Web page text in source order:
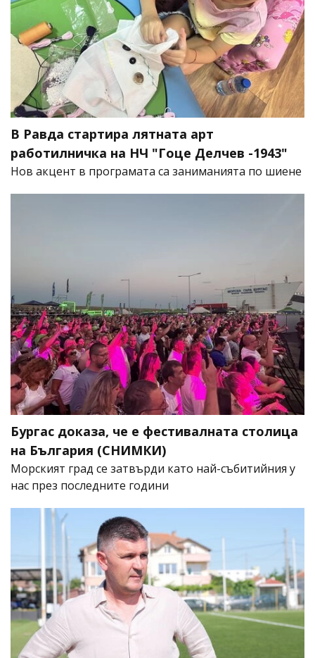
В Равда стартира лятната арт
работилничка на НЧ "Гоце Делчев -1943"
Нов акцент в програмата са заниманията по шиене
Бургас доказа, че е фестивалната столица
на България (СНИМКИ)
Морският град се затвърди като най-събитийния у
нас през последните години